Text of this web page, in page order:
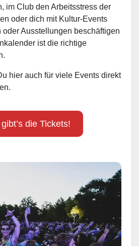
im Club den Arbeitsstress der
oder dich mit Kultur-Events
Ausstellungen beschäftigen
ist die richtige
hier auch für viele Events direkt
die Tickets!